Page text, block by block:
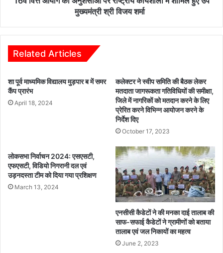
मी
क
क्ट
र
-
धी
क्ष
क
ने
र
ष्ट्री
य
का
शा
मि
ल
हु
मुख्यमंत्री श्री विजय शर्मा
Related Articles
शा पूर्व माध्यमिक विद्यालय मुड़पार ब में समर
कैंप प्रारंभ
April 18, 2024
कलेक्टर ने स्वीप समिति की बैठक लेकर
मतदाता जागरूकता गतिविधियों की समीक्षा,
जिले में नागरिकों को मतदान करने के लिए
प्रेरित करने विभिन्न आयोजन करने के
निर्देश दिए
October 17, 2023
लोकसभा निर्वाचन 2024: एसएसटी,
एफएसटी, विडियो निगरानी दल एवं
उड़नदस्ता टीम को दिया गया प्रशिक्षण
March 13, 2024
एनसीसी कैडेटों ने की मनका दाई तालाब की
साफ-सफाई कैडेटों ने ग्रामीणों को बताया
तालाब एवं जल निकायों का महत्व
June 2, 2023